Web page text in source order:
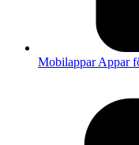
MobilapparAppar